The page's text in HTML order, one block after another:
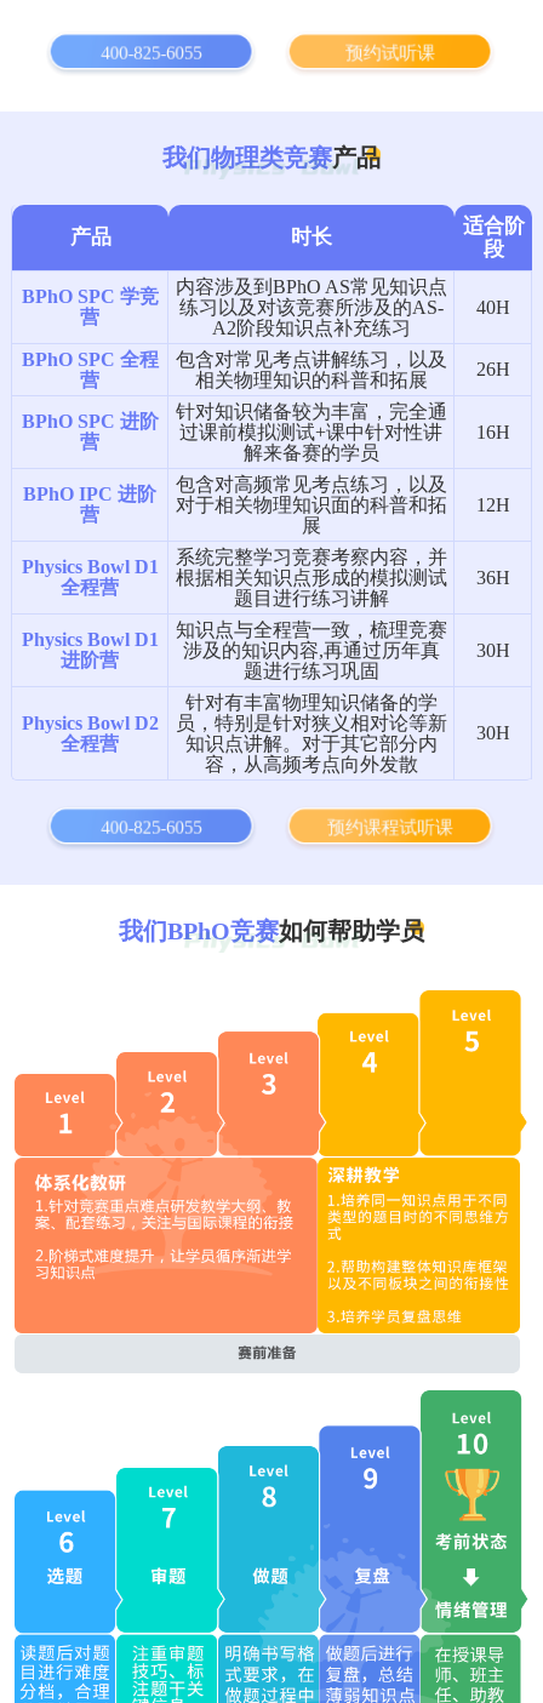
400-825-6055 预约试听课
我们物理类竞赛产品
产品 时长
适合阶
段
BPhO SPC 学竞
营
内容涉及到BPhO AS常见知识点
练习以及对该竞赛所涉及的AS-
A2阶段知识点补充练习
40H
BPhO SPC 全程
营
包含对常见考点讲解练习，以及
相关物理知识的科普和拓展
26H
BPhO SPC 进阶
营
针对知识储备较为丰富，完全通
过课前模拟测试+课中针对性讲
解来备赛的学员
16H
BPhO IPC 进阶
营
包含对高频常见考点练习，以及
对于相关物理知识面的科普和拓
展
12H
Physics Bowl D1
全程营
系统完整学习竞赛考察内容，并
根据相关知识点形成的模拟测试
题目进行练习讲解
36H
Physics Bowl D1
进阶营
知识点与全程营一致，梳理竞赛
涉及的知识内容,再通过历年真
题进行练习巩固
30H
Physics Bowl D2
全程营
针对有丰富物理知识储备的学
员，特别是针对狭义相对论等新
知识点讲解。对于其它部分内
容，从高频考点向外发散
30H
400-825-6055 预约课程试听课
我们BPhO竞赛如何帮助学员